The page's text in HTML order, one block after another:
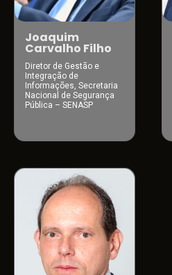
Joaquim
Carvalho Filho
Diretor de Gestão e
Integração de
Informações, Secretaria
Nacional de Segurança
Pública – SENASP